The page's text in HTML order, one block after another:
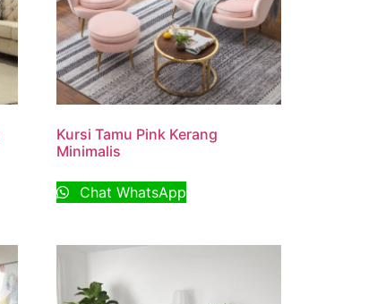
Kursi Tamu Pink Kerang
Minimalis
Chat WhatsApp